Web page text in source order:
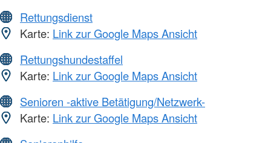
Rettungsdienst
Karte: Link zur Google Maps Ansicht
Rettungshundestaffel
Karte: Link zur Google Maps Ansicht
Senioren -aktive Betätigung/Netzwerk-
Karte: Link zur Google Maps Ansicht